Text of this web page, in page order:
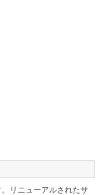
リニューアルされたサ